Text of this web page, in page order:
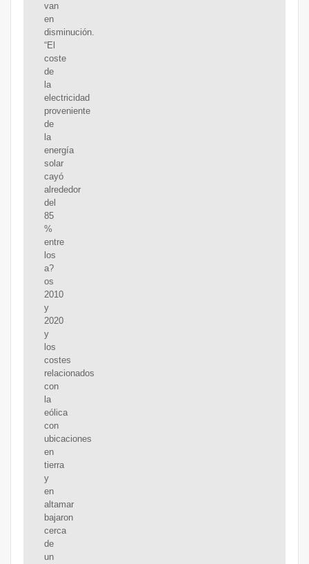
van
en
disminución.
“El
coste
de
la
electricidad
proveniente
de
la
energía
solar
cayó
alrededor
del
85
%
entre
los
a?
os
2010
y
2020
y
los
costes
relacionados
con
la
eólica
con
ubicaciones
en
tierra
y
en
altamar
bajaron
cerca
de
un